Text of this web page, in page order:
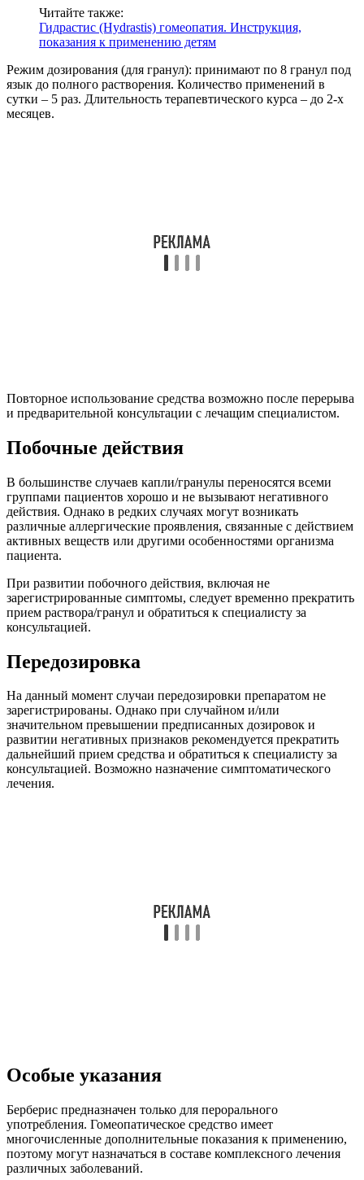
Читайте также:
Гидрастис (Hydrastis) гомеопатия. Инструкция,
показания к применению детям
Режим дозирования (для гранул): принимают по 8 гранул под
язык до полного растворения. Количество применений в
сутки – 5 раз. Длительность терапевтического курса – до 2-х
месяцев.
Повторное использование средства возможно после перерыва
и предварительной консультации с лечащим специалистом.
Побочные действия
В большинстве случаев капли/гранулы переносятся всеми
группами пациентов хорошо и не вызывают негативного
действия. Однако в редких случаях могут возникать
различные аллергические проявления, связанные с действием
активных веществ или другими особенностями организма
пациента.
При развитии побочного действия, включая не
зарегистрированные симптомы, следует временно прекратить
прием раствора/гранул и обратиться к специалисту за
консультацией.
Передозировка
На данный момент случаи передозировки препаратом не
зарегистрированы. Однако при случайном и/или
значительном превышении предписанных дозировок и
развитии негативных признаков рекомендуется прекратить
дальнейший прием средства и обратиться к специалисту за
консультацией. Возможно назначение симптоматического
лечения.
Особые указания
Берберис предназначен только для перорального
употребления. Гомеопатическое средство имеет
многочисленные дополнительные показания к применению,
поэтому могут назначаться в составе комплексного лечения
различных заболеваний.